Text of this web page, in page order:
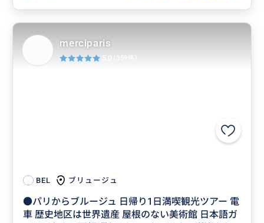
BEL ブリュージュ
●パリからブルージュ 日帰り1日満喫観光ツアー 電
車 歴史地区は世界遺産 屋根のない美術館 日本語ガ
merciparis
5.0 (359件)